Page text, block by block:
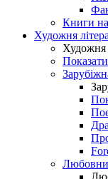
Книги
Художня
Художня
Показати